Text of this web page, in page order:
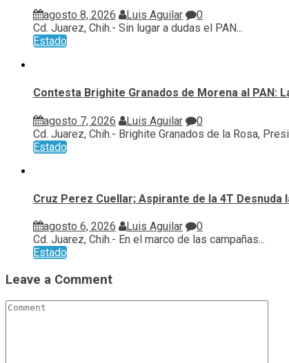
agosto 8, 2026 Luis Aguilar
0
Cd. Juarez, Chih.- Sin lugar a dudas el PAN...
Estado
Contesta Brighite Granados de Morena al PAN:
agosto 7, 2026 Luis Aguilar
0
Cd. Juarez, Chih.- Brighite Granados de la Rosa,
Estado
Cruz Perez Cuellar; Aspirante de la 4T
agosto 6, 2026 Luis Aguilar
0
Cd. Juarez, Chih.- En el marco de las campañas...
Estado
Leave a Comment